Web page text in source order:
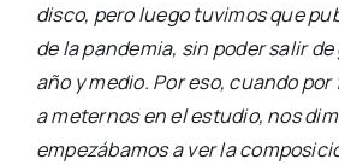
disco, pero luego tuvimos que
de la pandemia, sin poder salir
año y medio. Por eso, cuando
a meternos en el estudio, nos
empezábamos a ver la